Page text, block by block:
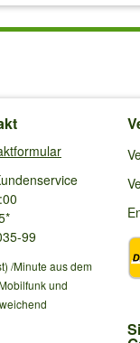
99
/Minute aus dem
und